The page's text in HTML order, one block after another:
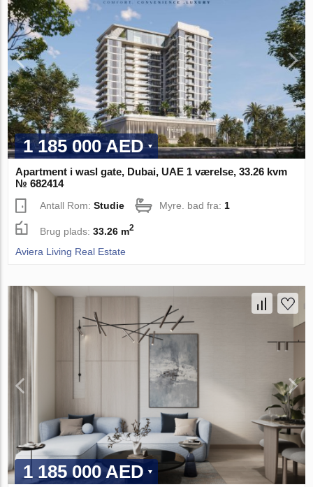
1 185 000 AED
Apartment i wasl gate, Dubai, UAE 1 værelse, 33.26 kvm
№ 682414
Antall Rom:Studie Myre. bad fra: 1
Brug plads:33.26 m2
Aviera Living Real Estate
1 185 000 AED